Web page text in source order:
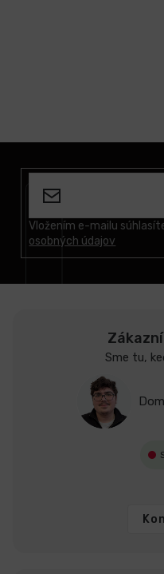
Vložením e-mailu
osobných údajov
Sme tu,